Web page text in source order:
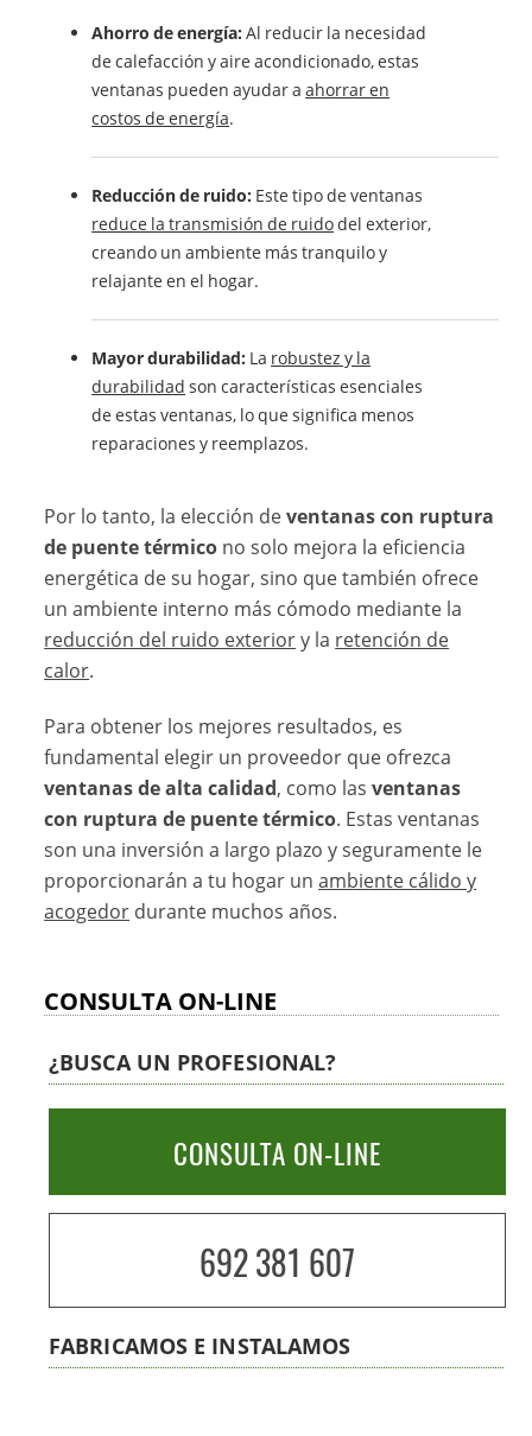
Ahorro de energía: Al reducir la necesidad
de calefacción y aire acondicionado, estas
ventanas pueden ayudar aahorrar en
costos de energía.
Reducción de ruido: Este tipo de ventanas
reduce la transmisión de ruidodel exterior,
creando un ambiente más tranquilo y
relajante en el hogar.
Mayor durabilidad: La robustez y la
durabilidad son características esenciales
de estas ventanas, lo que significa menos
reparaciones y reemplazos.
Por lo tanto, la elección deventanas con ruptura
de puente térmico no solo mejora la eficiencia
energética de su hogar, sino que también ofrece
un ambiente interno más cómodo mediante la
reducción del ruido exteriory la retención de
calor.
Para obtener los mejores resultados, es
fundamental elegir un proveedor que ofrezca
ventanas de alta calidad, como lasventanas
con ruptura de puente térmico. Estas ventanas
son una inversión a largo plazo y seguramente le
proporcionarán a tu hogar unambiente cálido y
acogedor durante muchos años.
CONSULTA ON-LINE
¿BUSCA UN PROFESIONAL?
CONSULTA ON-LINE
692 381 607
FABRICAMOS E INSTALAMOS